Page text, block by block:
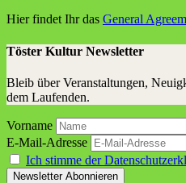
Hier fin­det Ihr das Gene­ral
Töster Kultur Newsletter
Bleib über Veranstaltungen,
dem Laufenden.
Vorname
E-Mail-Adresse
Ich stimme der